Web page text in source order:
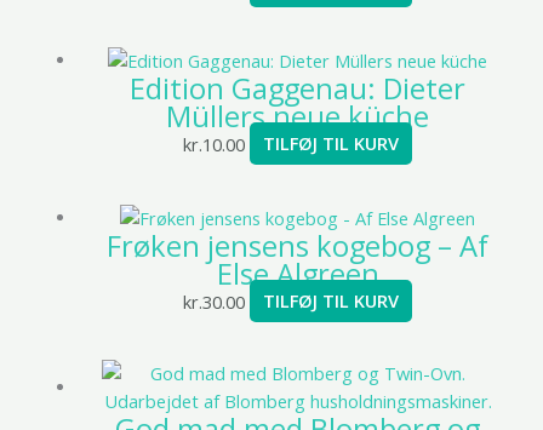
Edition Gaggenau: Dieter
Müllers neue küche
kr.10.00 TILFØJ TIL KURV
Frøken jensens kogebog – Af
Else Algreen
kr.30.00 TILFØJ TIL KURV